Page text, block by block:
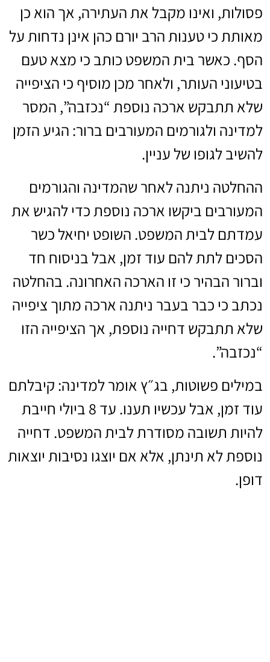
פסולות, ואינו מקבל את העתירה, אך הוא כן
מאותת כי טענות הרב יורם כהן אינן נדחות על
הסף. כאשר בית המשפט כותב כי מצא טעם
בטיעוני העותר, ולאחר מכן מוסיף כי הציפייה
שלא תתבקש ארכה נוספת “נכזבה”, המסר
למדינה ולגורמים המעורבים ברור: הגיע הזמן
להשיב לגופו של עניין.
ההחלטה ניתנה לאחר שהמדינה והגורמים
המעורבים ביקשו ארכה נוספת כדי להגיש את
עמדתם לבית המשפט. השופט יחיאל כשר
הסכים לתת להם עוד זמן, אבל בניסוח חד
וברור הבהיר כי זו הארכה האחרונה. בהחלטה
נכתב כי כבר בעבר ניתנה ארכה מתוך ציפייה
שלא תתבקש דחייה נוספת, אך הציפייה הזו
“נכזבה”.
במילים פשוטות, בג״ץ אומר למדינה: קיבלתם
עוד זמן, אבל עכשיו תענו. עד 8 ביולי חייבת
להיות תשובה מסודרת לבית המשפט. דחייה
נוספת לא תינתן, אלא אם יוצגו נסיבות יוצאות
דופן.